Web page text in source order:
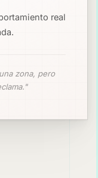
real
zona, pero